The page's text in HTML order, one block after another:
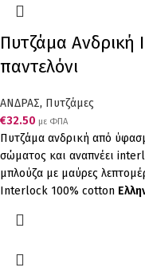
Πυτζάμα
παντελόνι
ΑΝΔΡΑΣ, Πυτζάμες
€32.50 με ΦΠΑ
Πυτζάμα ανδρική από
σώματος και αναπνέει
μπλούζα με μαύρες
Interlock 100% cotton